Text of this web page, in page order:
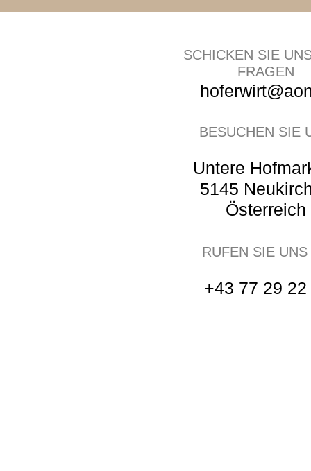
SCHICKEN SIE
FRAGEN
BESUCHEN SIE
Untere
5145
Österreich
RUFEN SIE UNS
+43 77 29 22